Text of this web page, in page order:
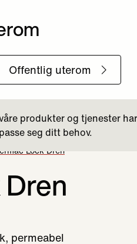
Lock Dren
permeabel